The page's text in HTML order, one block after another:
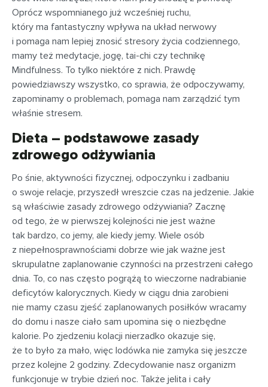
Oprócz wspomnianego już wcześniej ruchu,
który ma fantastyczny wpływa na układ nerwowy
i pomaga nam lepiej znosić stresory życia codziennego,
mamy też medytacje, jogę, tai-chi czy technikę
Mindfulness. To tylko niektóre z nich. Prawdę
powiedziawszy wszystko, co sprawia, że odpoczywamy,
zapominamy o problemach, pomaga nam zarządzić tym
właśnie stresem.
Dieta – podstawowe zasady
zdrowego odżywiania
Po śnie, aktywności fizycznej, odpoczynku i zadbaniu
o swoje relacje, przyszedł wreszcie czas na jedzenie. Jakie
są właściwie zasady zdrowego odżywiania? Zacznę
od tego, że w pierwszej kolejności nie jest ważne
tak bardzo, co jemy, ale kiedy jemy. Wiele osób
z niepełnosprawnościami dobrze wie jak ważne jest
skrupulatne zaplanowanie czynności na przestrzeni całego
dnia. To, co nas często pogrążą to wieczorne nadrabianie
deficytów kalorycznych. Kiedy w ciągu dnia zarobieni
nie mamy czasu zjeść zaplanowanych posiłków wracamy
do domu i nasze ciało sam upomina się o niezbędne
kalorie. Po zjedzeniu kolacji nierzadko okazuje się,
że to było za mało, więc lodówka nie zamyka się jeszcze
przez kolejne 2 godziny. Zdecydowanie nasz organizm
funkcjonuje w trybie dzień noc. Także jelita i cały